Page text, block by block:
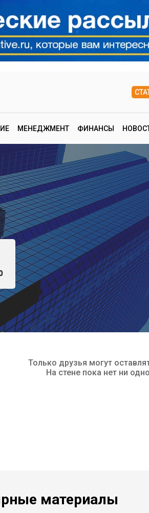
МЕНЕДЖМЕНТ ФИНАНСЫ
Только друзья могут
На стене пока нет ни
материалы